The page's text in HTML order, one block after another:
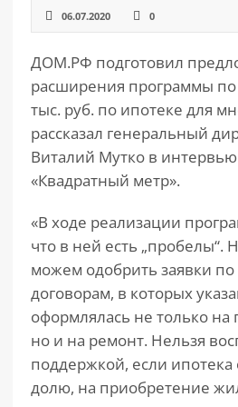
06.07.2020 0
ДОМ.РФ подготовил
расширения программы
тыс. руб. по ипотеке для
рассказал генеральный
Виталий Мутко в
«Квадратный метр».
«В ходе реализации
что в ней есть
можем одобрить заявки
договорам, в которых
оформлялась не только на
но и на ремонт. Нельзя
поддержкой, если
долю, на приобретение